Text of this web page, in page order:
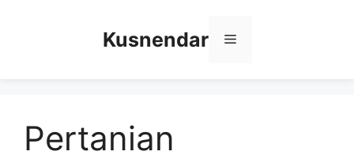
Kusnendar Menu
Pertanian